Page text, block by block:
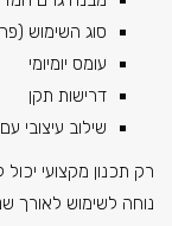
סוג השימוש
עומס יומיומי
דרישות תקן
שילוב עיצובי
רק תכנון מקצועי
נוחה לשימוש לאורך